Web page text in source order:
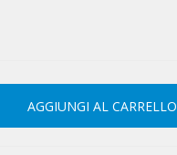
AGGIUNGI AL CARRELLO